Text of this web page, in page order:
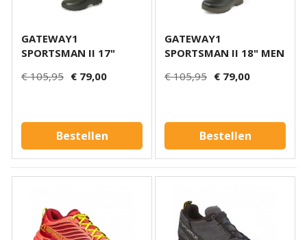
GATEWAY1
SPORTSMAN II 17"
€ 105,95 € 79,00
Bestellen
GATEWAY1
SPORTSMAN II 18" MEN
€ 105,95 € 79,00
Bestellen